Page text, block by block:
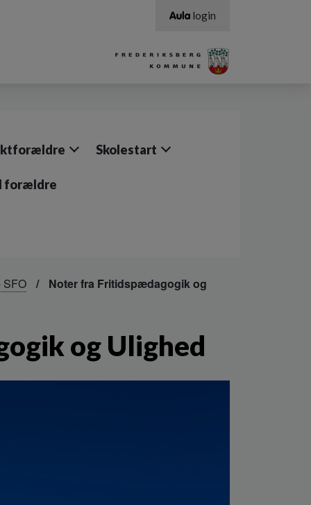
login
Skolestart
forældre
SFO Noter fra Fritidspædagogik og
og Ulighed